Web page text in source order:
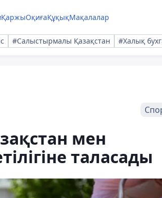
ҚаржыОқиғаҚұқықМақалалар
#Салыстырмалы Қазақстан #Халық
мен
таласады